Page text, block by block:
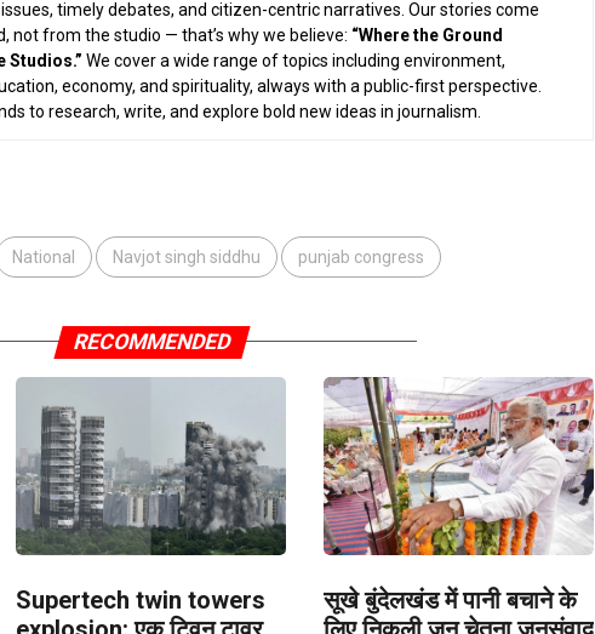
timely debates, and citizen-centric narratives. Our stories come
not from the studio — that’s why we believe: “Where the Ground
Studios.” We cover a wide range of topics including environment,
economy, and spirituality, always with a public-first perspective.
to research, write, and explore bold new ideas in journalism.
National Navjot singh siddhu punjab congress
RECOMMENDED
Supertech twin towers
सूखे बुंदेलखंड में पानी बचाने के